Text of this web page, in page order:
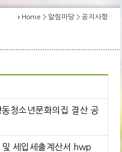
Home > 알림마당 > 공지사항
청소년문화의집 결산 공
세입세출계산서.hwp